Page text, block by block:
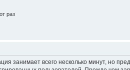
раз
занимает всего несколько минут, но